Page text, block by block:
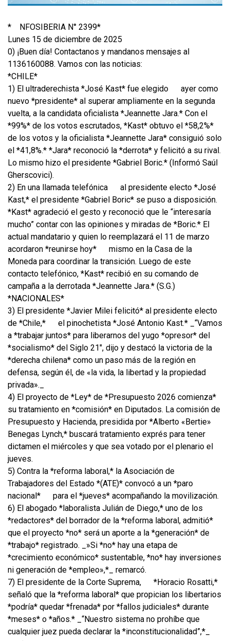
*
NFOSIBERIA N° 2399*
Lunes 15 de diciembre de 2025
0) ¡Buen día! Contactanos y mandanos mensajes al
1136160088. Vamos con las noticias:
*CHILE*
1) El ultraderechista *José Kast* fue elegido
ayer como
nuevo *presidente* al superar ampliamente en la segunda
vuelta, a la candidata oficialista *Jeannette Jara.* Con el
*99%* de los votos escrutados, *Kast* obtuvo el *58,2%*
de los votos y la oficialista *Jeannette Jara* consiguió solo
el *41,8%.* *Jara* reconoció la *derrota* y felicitó a su rival.
Lo mismo hizo el presidente *Gabriel Boric.* (Informó Saúl
Gherscovici).
2) En una llamada telefónica
al presidente electo *José
Kast,* el presidente *Gabriel Boric* se puso a disposición.
*Kast* agradeció el gesto y reconoció que le “interesaría
mucho” contar con las opiniones y miradas de *Boric.* El
actual mandatario y quien lo reemplazará el 11 de marzo
acordaron *reunirse hoy*
mismo en la Casa de la
Moneda para coordinar la transición. Luego de este
contacto telefónico, *Kast* recibió en su comando de
campaña a la derrotada *Jeannette Jara.* (S.G.)
*NACIONALES*
3) El presidente *Javier Milei felicitó* al presidente electo
de *Chile,*
el pinochetista *José Antonio Kast.* _“Vamos
a *trabajar juntos* para liberarnos del yugo *opresor* del
*socialismo* del Siglo 21″, dijo y destacó la victoria de la
*derecha chilena* como un paso más de la región en
defensa, según él, de «la vida, la libertad y la propiedad
privada»._
4) El proyecto de *Ley* de *Presupuesto 2026 comienza*
su tratamiento en *comisión* en Diputados. La comisión de
Presupuesto y Hacienda, presidida por *Alberto «Bertie»
Benegas Lynch,* buscará tratamiento exprés para tener
dictamen el miércoles y que sea votado por el plenario el
jueves.
5) Contra la *reforma laboral,* la Asociación de
Trabajadores del Estado *(ATE)* convocó a un *paro
nacional*
para el *jueves* acompañando la movilización.
6) El abogado *laboralista Julián de Diego,* uno de los
*redactores* del borrador de la *reforma laboral, admitió*
que el proyecto *no* será un aporte a la *generación* de
*trabajo* registrado. _»Si *no* hay una etapa de
*crecimiento económico* sustentable, *no* hay inversiones
ni generación de *empleo»,*_ remarcó.
7) El presidente de la Corte Suprema,
*Horacio Rosatti,*
señaló que la *reforma laboral* que propician los libertarios
*podría* quedar *frenada* por *fallos judiciales* durante
*meses* o *años.* _“Nuestro sistema no prohíbe que
cualquier juez pueda declarar la *inconstitucionalidad”,*_